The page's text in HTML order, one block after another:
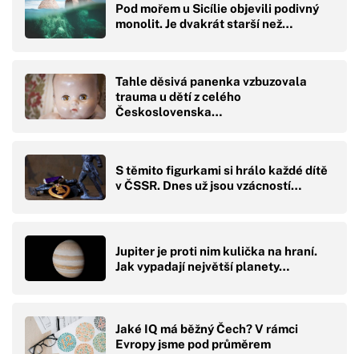
Pod mořem u Sicílie objevili podivný
monolit. Je dvakrát starší než…
Tahle děsivá panenka vzbuzovala
trauma u dětí z celého
Československa…
S těmito figurkami si hrálo každé dítě
v ČSSR. Dnes už jsou vzácností…
Jupiter je proti nim kulička na hraní.
Jak vypadají největší planety…
Jaké IQ má běžný Čech? V rámci
Evropy jsme pod průměrem